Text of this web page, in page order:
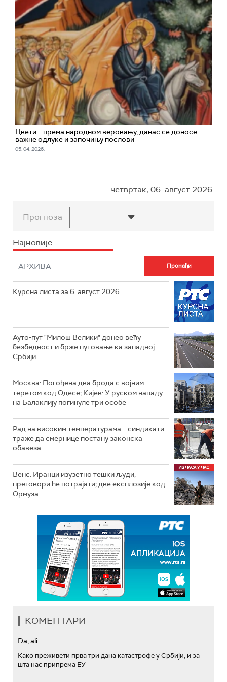
Цвети – према народном веровању, данас се доносе
важне одлуке и започињу послови
05. 04. 2026.
четвртак, 06. август 2026.
Прогноза
Најновије
Курсна листа за 6. август 2026.
Ауто-пут "Милош Велики" донео већу
безбедност и брже путовање ка западној
Србији
Москва: Погођена два брода с војним
теретом код Одесе; Кијев: У руском нападу
на Балаклију погинуле три особе
Рад на високим температурама – синдикати
траже да смернице постану законска
обавеза
Венс: Иранци изузетно тешки људи,
преговори ће потрајати; две експлозије код
Ормуза
КОМЕНТАРИ
Da, ali...
Како преживети прва три дана катастрофе у Србији, и за
шта нас припрема ЕУ